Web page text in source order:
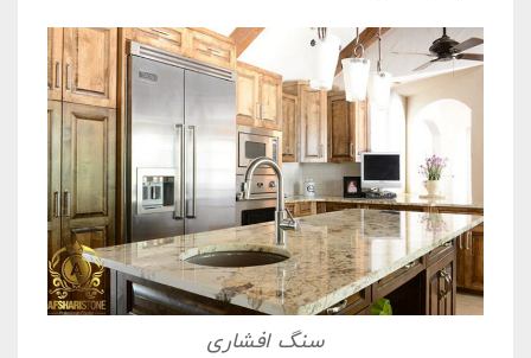
سنگ افشاری